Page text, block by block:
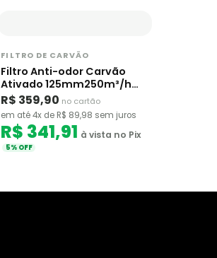
FILTRO DE CARVÃO
Filtro Anti-odor Carvão
Ativado 125mm250m³/h
Garden Highpro
R$ 359,90 no cartão
em até 4x de R$ 89,98 sem juros
R$ 341,91 à vista no Pix
5% OFF